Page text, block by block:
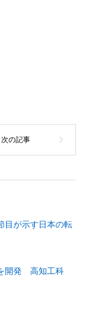
目が示す日本の転
開発 高知工科